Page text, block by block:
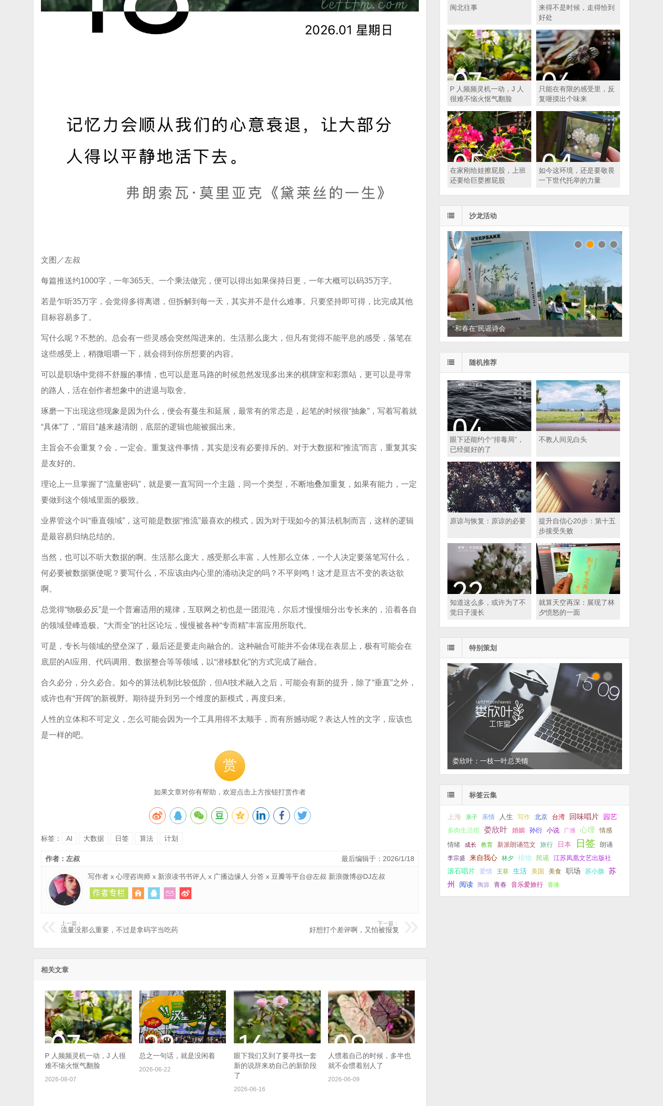
文图／左叔
每篇推送约1000字，一年365天。一个乘法做完，便可以得出如果保持日更，一年大概可以码35万字。
若是乍听35万字，会觉得多得离谱，但拆解到每一天，其实并不是什么难事。只要坚持即可得，比完成其他
目标容易多了。
写什么呢？不愁的。总会有一些灵感会突然闯进来的。生活那么庞大，但凡有觉得不能平息的感受，落笔在
这些感受上，稍微咀嚼一下，就会得到你所想要的内容。
可以是职场中觉得不舒服的事情，也可以是逛马路的时候忽然发现多出来的棋牌室和彩票站，更可以是寻常
的路人，活在创作者想象中的进退与取舍。
琢磨一下出现这些现象是因为什么，便会有蔓生和延展，最常有的常态是，起笔的时候很“抽象”，写着写着就
“具体”了，“眉目”越来越清朗，底层的逻辑也能被掘出来。
主旨会不会重复？会，一定会。重复这件事情，其实是没有必要排斥的。对于大数据和“推流”而言，重复其实
是友好的。
理论上一旦掌握了“流量密码”，就是要一直写同一个主题，同一个类型，不断地叠加重复，如果有能力，一定
要做到这个领域里面的极致。
业界管这个叫“垂直领域”，这可能是数据“推流”最喜欢的模式，因为对于现如今的算法机制而言，这样的逻辑
是最容易归纳总结的。
当然，也可以不听大数据的啊。生活那么庞大，感受那么丰富，人性那么立体，一个人决定要落笔写什么，
何必要被数据驱使呢？要写什么，不应该由内心里的涌动决定的吗？不平则鸣！这才是亘古不变的表达欲
啊。
总觉得“物极必反”是一个普遍适用的规律，互联网之初也是一团混沌，尔后才慢慢细分出专长来的，沿着各自
的领域登峰造极。“大而全”的社区论坛，慢慢被各种“专而精”丰富应用所取代。
可是，专长与领域的壁垒深了，最后还是要走向融合的。这种融合可能并不会体现在表层上，极有可能会在
底层的AI应用、代码调用、数据整合等等领域，以“潜移默化”的方式完成了融合。
合久必分，分久必合。如今的算法机制比较低阶，但AI技术融入之后，可能会有新的提升，除了“垂直”之外，
或许也有“开阔”的新视野。期待提升到另一个维度的新模式，再度归来。
人性的立体和不可定义，怎么可能会因为一个工具用得不太顺手，而有所撼动呢？表达人性的文字，应该也
是一样的吧。
赏
如果文章对你有帮助，欢迎点击上方按钮打赏作者
标签： AI 大数据 日签 算法 计划
最后编辑于：2026/1/18
作者：左叔
写作者 x 心理咨询师 x 新浪读书书评人 x 广播边缘人 分答 x 豆瓣等平台@左叔 新浪微博@DJ左叔
上一篇：
流量没那么重要，不过是拿码字当吃药
下一篇：
好想打个差评啊，又怕被报复
相关文章
P 人频频灵机一动，J 人很
难不恼火怄气翻脸
2026-08-07
总之一句话，就是没闲着
2026-06-22
眼下我们又到了要寻找一套
新的说辞来劝自己的新阶段
了
2026-06-16
人惯着自己的时候，多半也
就不会惯着别人了
2026-06-09
闽北往事
来得不是时候，走得恰到
好处
P 人频频灵机一动，J 人
很难不恼火怄气翻脸
只能在有限的感受里，反
复咂摸出个味来
在家刚给娃擦屁股，上班
还要给巨婴擦屁股
如今这环境，还是要敬畏
一下世代托举的力量
沙龙活动
读家书单：悦读，散散班味
随机推荐
眼下还能约个“排毒局”，
已经挺好的了
不教人间见白头
原谅与恢复：原谅的必要
提升自信心20步：第十五
步接受失败
知道这么多，或许为了不
觉日子漫长
就算天空再深：展现了林
夕愤怒的一面
特别策划
左叔：一生中还有多少个你
标签云集
上海 亲子 亲情 人生 写作 北京 台湾 回味唱片 园艺
多肉生活馆 娄欣叶 婚姻 孙衍 小说 广播 心理 情感
情绪 成长 教育 新派朗诵范文 旅行 日本 日签 朗诵
李宗盛 来自我心 林夕 植物 民谣
江苏凤凰文艺出版社
滚石唱片
爱情 王菲 生活 美国 美食 职场 苏小旗
苏
州
阅读 陶源 青春 音乐爱旅行 香港